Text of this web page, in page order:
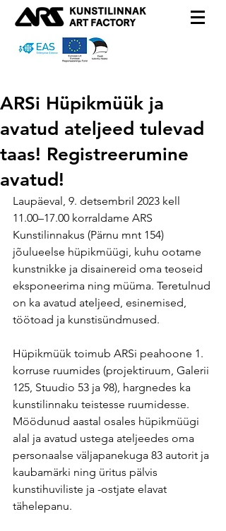
ARSi Hüpikmüük ja
avatud ateljeed tulevad
taas! Registreerumine
avatud!
Laupäeval, 9. detsembril 2023 kell
11.00–17.00 korraldame ARS
Kunstilinnakus (Pärnu mnt 154)
jõulueelse hüpikmüügi, kuhu ootame
kunstnikke ja disainereid oma teoseid
eksponeerima ning müüma. Teretulnud
on ka avatud ateljeed, esinemised,
töötoad ja kunstisündmused.
Hüpikmüük toimub ARSi peahoone 1.
korruse ruumides (projektiruum, Galerii
125, Stuudio 53 ja 98), hargnedes ka
kunstilinnaku teistesse ruumidesse.
Möödunud aastal osales hüpikmüügi
alal ja avatud ustega ateljeedes oma
personaalse väljapanekuga 83 autorit ja
kaubamärki ning üritus pälvis
kunstihuviliste ja -ostjate elavat
tähelepanu.